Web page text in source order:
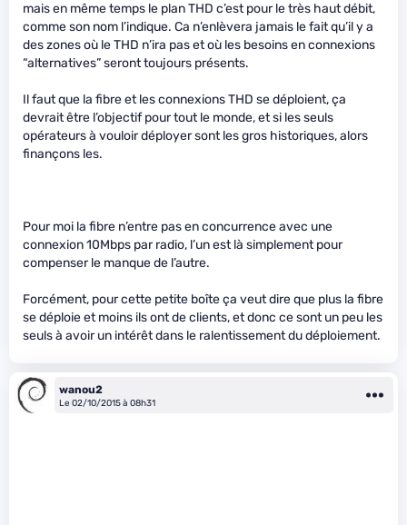
mais en même temps le plan THD c’est pour le très haut débit,
comme son nom l’indique. Ca n’enlèvera jamais le fait qu’il y a
des zones où le THD n’ira pas et où les besoins en connexions
“alternatives” seront toujours présents.
Il faut que la fibre et les connexions THD se déploient, ça
devrait être l’objectif pour tout le monde, et si les seuls
opérateurs à vouloir déployer sont les gros historiques, alors
finançons les.
Pour moi la fibre n’entre pas en concurrence avec une
connexion 10Mbps par radio, l’un est là simplement pour
compenser le manque de l’autre.
Forcément, pour cette petite boîte ça veut dire que plus la fibre
se déploie et moins ils ont de clients, et donc ce sont un peu les
seuls à avoir un intérêt dans le ralentissement du déploiement.
wanou2
Le 02/10/2015 à 08h31